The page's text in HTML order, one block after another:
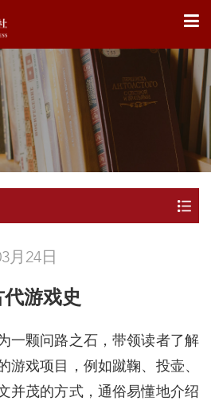
X
月24日
代游戏史
一颗问路之石，带领读者了解
游戏项目，例如蹴鞠、投壶、
并茂的方式，通俗易懂地介绍